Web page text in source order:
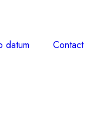
datum Contact